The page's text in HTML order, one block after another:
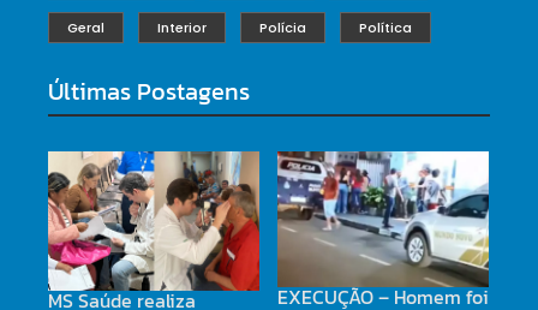
Geral Interior Polícia Política
Últimas Postagens
MS Saúde realiza EXECUÇÃO – Homem foi